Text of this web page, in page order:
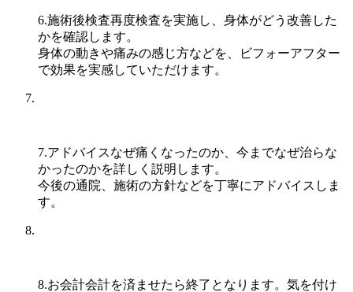
6.施術後検査再度検査を実施し、身体がどう改善した
かを確認します。
身体の動きや痛みの感じ方などを、ビフォーアフター
で効果を実感していただけます。
7.アドバイスなぜ痛くなったのか、今までなぜ治らな
かったのかを詳しく説明します。
今後の通院、施術の方針などを丁寧にアドバイスしま
す。
8.お会計会計を済ませたら終了となります。気を付け